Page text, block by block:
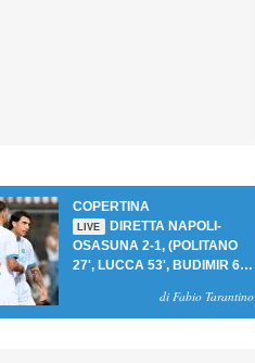
COPERTINA
LIVE
DIRETTA NAPOLI-
OSASUNA 2-1, (POLITANO
27', LUCCA 53', BUDIMIR 69'
PER PRIMA VITTORIA AL
di Fabio Tarantino